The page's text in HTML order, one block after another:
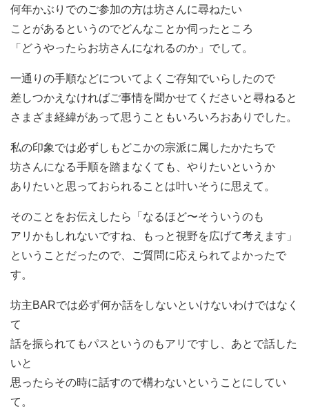
何年かぶりでのご参加の方は坊さんに尋ねたい
ことがあるというのでどんなことか伺ったところ
「どうやったらお坊さんになれるのか」でして。
一通りの手順などについてよくご存知でいらしたので
差しつかえなければご事情を聞かせてくださいと尋ねると
さまざま経緯があって思うこともいろいろおありでした。
私の印象では必ずしもどこかの宗派に属したかたちで
坊さんになる手順を踏まなくても、やりたいというか
ありたいと思っておられることは叶いそうに思えて。
そのことをお伝えしたら「なるほど〜そういうのも
アリかもしれないですね、もっと視野を広げて考えます」
ということだったので、ご質問に応えられてよかったで
す。
坊主BARでは必ず何か話をしないといけないわけではなく
て
話を振られてもパスというのもアリですし、あとで話した
いと
思ったらその時に話すので構わないということにしてい
て。